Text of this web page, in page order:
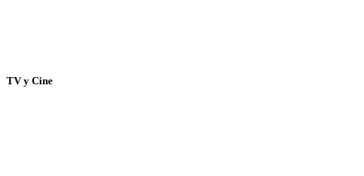
TV y Cine